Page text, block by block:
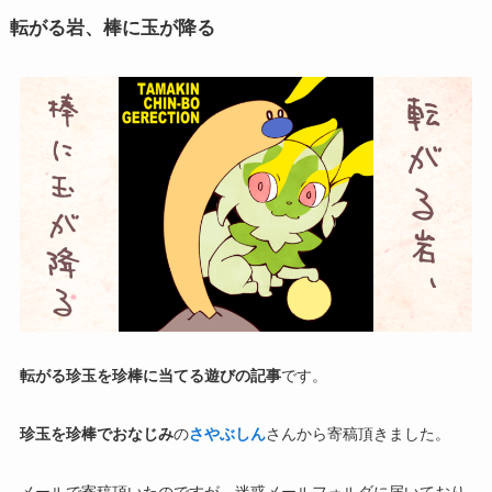
転がる岩、棒に玉が降る
転がる珍玉を珍棒に当てる遊びの記事です。
珍玉を珍棒でおなじみのさやぶしんさんから寄稿頂きました。